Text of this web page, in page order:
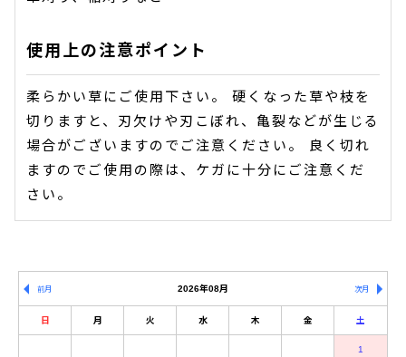
使用上の注意ポイント
柔らかい草にご使用下さい。 硬くなった草や枝を
切りますと、刃欠けや刃こぼれ、亀裂などが生じる
場合がございますのでご注意ください。 良く切れ
ますのでご使用の際は、ケガに十分にご注意くだ
さい。
2026年08月
前月 次月
日 月 火 水 木 金 土
1